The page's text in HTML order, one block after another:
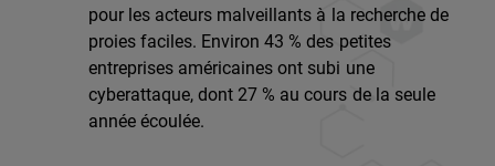
pour les acteurs malveillants à la recherche de
proies faciles. Environ 43 % des petites
entreprises américaines ont subi une
cyberattaque, dont 27 % au cours de la seule
année écoulée.